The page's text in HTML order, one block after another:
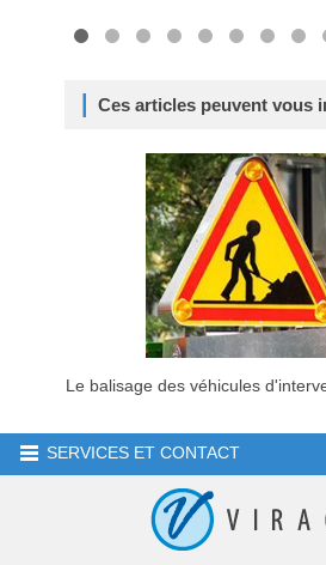
Ces articles peuvent vous
Le balisage des véhicules
SERVICES ET CONTACT